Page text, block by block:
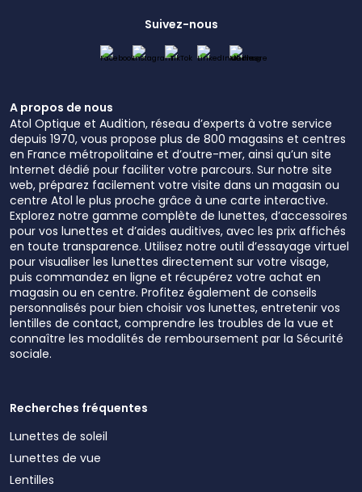
Suivez-nous
A propos de nous
Atol Optique et Audition, réseau d’experts à votre service
depuis 1970, vous propose plus de 800 magasins et centres
en France métropolitaine et d’outre-mer, ainsi qu’un site
Internet dédié pour faciliter votre parcours. Sur notre site
web, préparez facilement votre visite dans un magasin ou
centre Atol le plus proche grâce à une carte interactive.
Explorez notre gamme complète de lunettes, d’accessoires
pour vos lunettes et d’aides auditives, avec les prix affichés
en toute transparence. Utilisez notre outil d’essayage virtuel
pour visualiser les lunettes directement sur votre visage,
puis commandez en ligne et récupérez votre achat en
magasin ou en centre. Profitez également de conseils
personnalisés pour bien choisir vos lunettes, entretenir vos
lentilles de contact, comprendre les troubles de la vue et
connaître les modalités de remboursement par la Sécurité
sociale.
Recherches fréquentes
Lunettes de soleil
Lunettes de vue
Lentilles